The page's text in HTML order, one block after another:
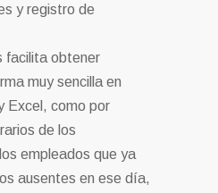
y registro de
facilita obtener
muy sencilla en
Excel, como por
de los
empleados que ya
ausentes en ese día,